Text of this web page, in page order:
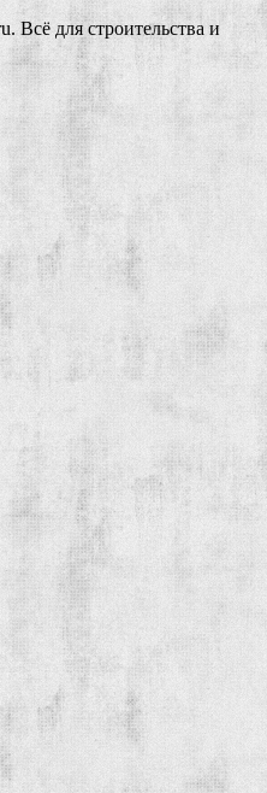
Всё для строительства и